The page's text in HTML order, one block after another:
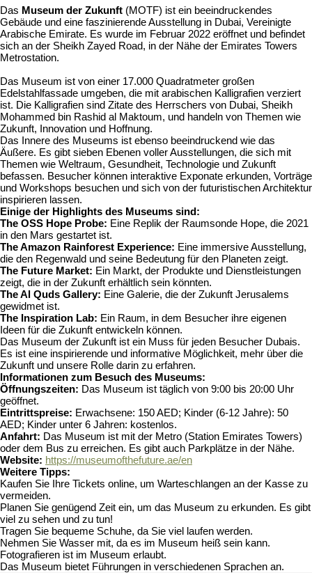
Das Museum der Zukunft (MOTF) ist ein beeindruckendes
Gebäude und eine faszinierende Ausstellung in Dubai, Vereinigte
Arabische Emirate. Es wurde im Februar 2022 eröffnet und befindet
sich an der Sheikh Zayed Road, in der Nähe der Emirates Towers
Metrostation.
Das Museum ist von einer 17.000 Quadratmeter großen
Edelstahlfassade umgeben, die mit arabischen Kalligrafien verziert
ist. Die Kalligrafien sind Zitate des Herrschers von Dubai, Sheikh
Mohammed bin Rashid al Maktoum, und handeln von Themen wie
Zukunft, Innovation und Hoffnung.
Das Innere des Museums ist ebenso beeindruckend wie das
Äußere. Es gibt sieben Ebenen voller Ausstellungen, die sich mit
Themen wie Weltraum, Gesundheit, Technologie und Zukunft
befassen. Besucher können interaktive Exponate erkunden, Vorträge
und Workshops besuchen und sich von der futuristischen Architektur
inspirieren lassen.
Einige der Highlights des Museums sind:
The OSS Hope Probe: Eine Replik der Raumsonde Hope, die 2021
in den Mars gestartet ist.
The Amazon Rainforest Experience: Eine immersive Ausstellung,
die den Regenwald und seine Bedeutung für den Planeten zeigt.
The Future Market: Ein Markt, der Produkte und Dienstleistungen
zeigt, die in der Zukunft erhältlich sein könnten.
The Al Quds Gallery: Eine Galerie, die der Zukunft Jerusalems
gewidmet ist.
The Inspiration Lab: Ein Raum, in dem Besucher ihre eigenen
Ideen für die Zukunft entwickeln können.
Das Museum der Zukunft ist ein Muss für jeden Besucher Dubais.
Es ist eine inspirierende und informative Möglichkeit, mehr über die
Zukunft und unsere Rolle darin zu erfahren.
Informationen zum Besuch des Museums:
Öffnungszeiten: Das Museum ist täglich von 9:00 bis 20:00 Uhr
geöffnet.
Eintrittspreise: Erwachsene: 150 AED; Kinder (6-12 Jahre): 50
AED; Kinder unter 6 Jahren: kostenlos.
Anfahrt: Das Museum ist mit der Metro (Station Emirates Towers)
oder dem Bus zu erreichen. Es gibt auch Parkplätze in der Nähe.
Website: https://museumofthefuture.ae/en
Weitere Tipps:
Kaufen Sie Ihre Tickets online, um Warteschlangen an der Kasse zu
vermeiden.
Planen Sie genügend Zeit ein, um das Museum zu erkunden. Es gibt
viel zu sehen und zu tun!
Tragen Sie bequeme Schuhe, da Sie viel laufen werden.
Nehmen Sie Wasser mit, da es im Museum heiß sein kann.
Fotografieren ist im Museum erlaubt.
Das Museum bietet Führungen in verschiedenen Sprachen an.